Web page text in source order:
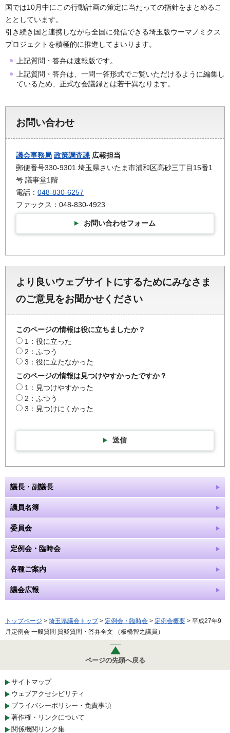
国では10月中にこの行動計画の策定に当たっての指針をまとめるこ
ととしています。
引き続き国と連携しながら全国に発信できる埼玉版ウーマノミクス
プロジェクトを積極的に推進してまいります。
上記質問・答弁は速報版です。
上記質問・答弁は、一問一答形式でご覧いただけるように編集し
ているため、正式な会議録とは若干異なります。
お問い合わせ
議会事務局 政策調査課 広報担当
郵便番号330-9301 埼玉県さいたま市浦和区高砂三丁目15番1
号 議事堂1階
電話： 048-830-6257
ファックス：048-830-4923
お問い合わせフォーム
より良いウェブサイトにするためにみなさま
のご意見をお聞かせください
このページの情報は役に立ちましたか？
1：役に立った
2：ふつう
3：役に立たなかった
このページの情報は見つけやすかったですか？
1：見つけやすかった
2：ふつう
3：見つけにくかった
送信
議長・副議長
議員名簿
委員会
定例会・臨時会
各種ご案内
議会広報
トップページ > 埼玉県議会トップ> 定例会・臨時会 > 定例会概要 > 平成27年9
月定例会 一般質問 質疑質問・答弁全文 （板橋智之議員）
ページの先頭へ戻る
サイトマップ
ウェブアクセシビリティ
プライバシーポリシー・免責事項
著作権・リンクについて
関係機関リンク集